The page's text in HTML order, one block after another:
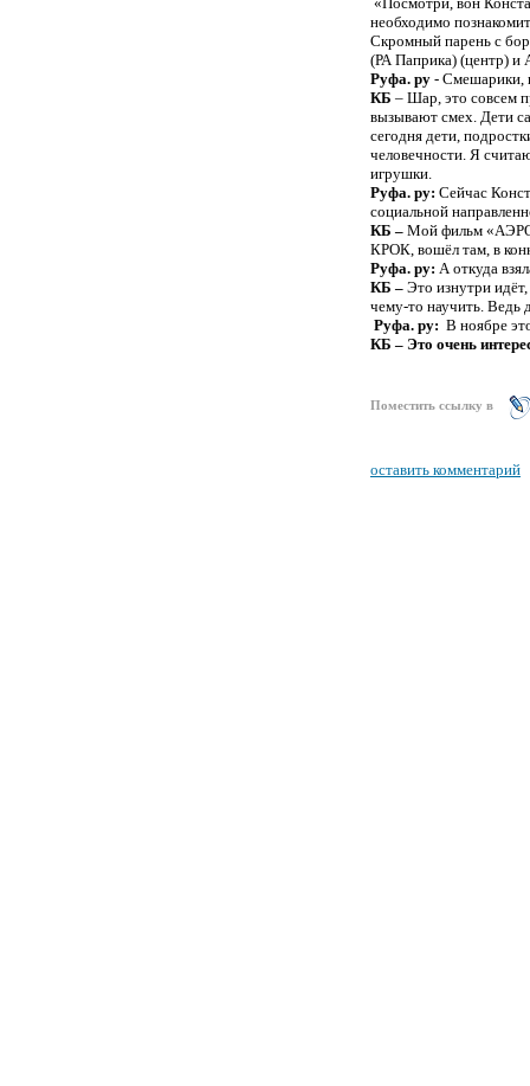
необходимо
Скромный парень с
(РА Паприка) (центр) и
Руфа. ру - Смешарики,
КБ – Шар, это совсем
вызывают смех. Дети
сегодня дети,
человечности. Я
игрушки.
Руфа. ру: Сейчас
социальной
КБ – Мой фильм
КРОК, вошёл там, в
Руфа. ру: А откуда
КБ – Это изнутри
чему-то научить. Ведь
Руфа. ру: В ноябре
КБ – Это очень
Поместить ссылку в
оставить комментарий